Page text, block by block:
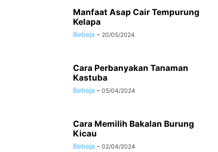
Manfaat Asap Cair Tempurung
Kelapa
Bebeja - 20/05/2024
Cara Perbanyakan Tanaman
Kastuba
Bebeja - 05/04/2024
Cara Memilih Bakalan Burung
Kicau
Bebeja - 02/04/2024